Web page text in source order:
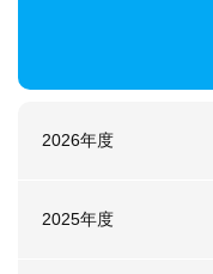
2026年度
2025年度